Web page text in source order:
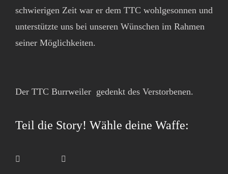
schwierigen Zeit war er dem TTC wohlgesonnen und
unterstützte uns bei unseren Wünschen im Rahmen
seiner Möglichkeiten.
Der TTC Burrweiler gedenkt des Verstorbenen.
Teil die Story! Wähle deine Waffe:
LinkedInWhatsApp